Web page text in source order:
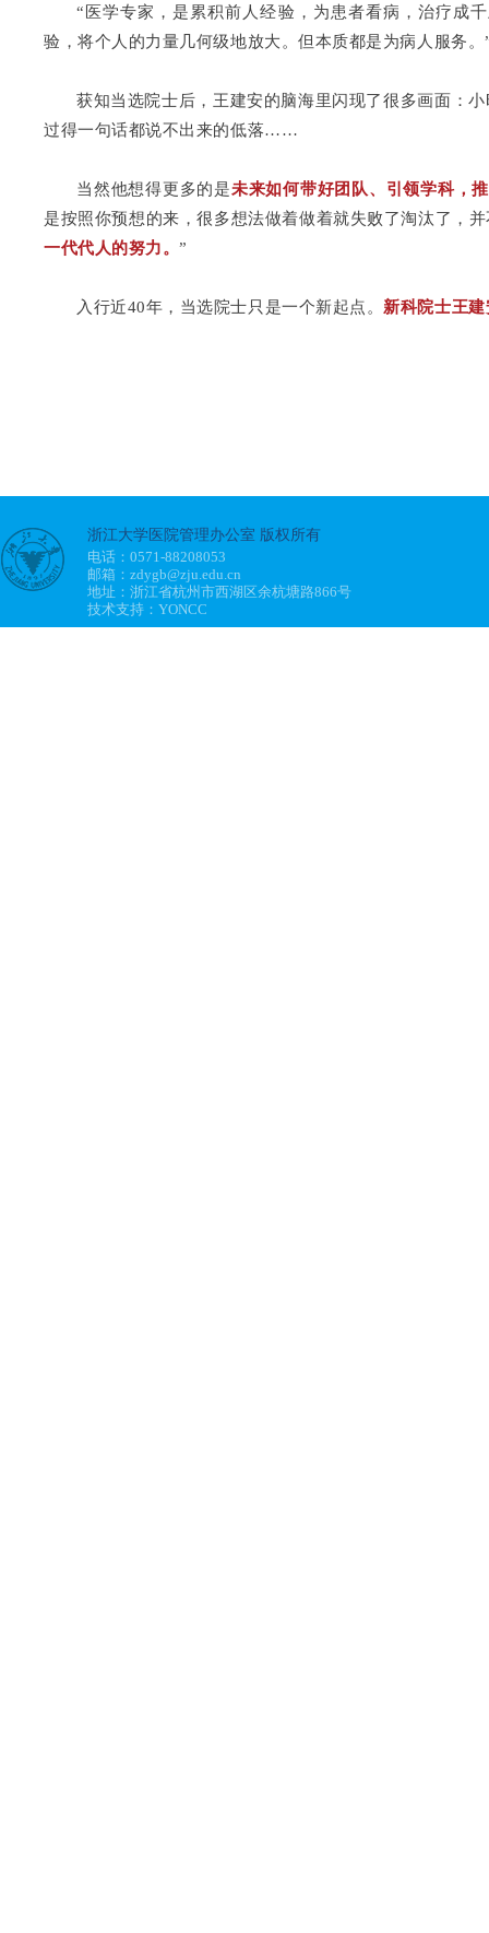
“医学专家，是累积前人经验，为患者看病，治疗成
验，将个人的力量几何级地放大。但本质都是为病人服务
获知当选院士后，王建安的脑海里闪现了很多画面：
过得一句话都说不出来的低落……
当然他想得更多的是未来如何带好团队、引领学科，
是按照你预想的来，很多想法做着做着就失败了淘汰了，
一代代人的努力。”
入行近40年，当选院士只是一个新起点。 新科院士王
浙江大学医院管理办公室 版权所有
电话：0571-88208053
邮箱：zdygb@zju.edu.cn
地址：浙江省杭州市西湖区余杭塘路866号
技术支持：YONCC